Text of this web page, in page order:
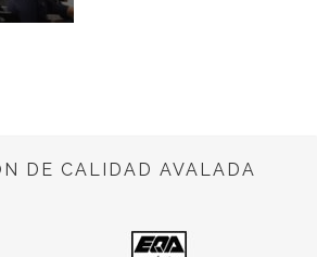
DE CALIDAD AVALADA